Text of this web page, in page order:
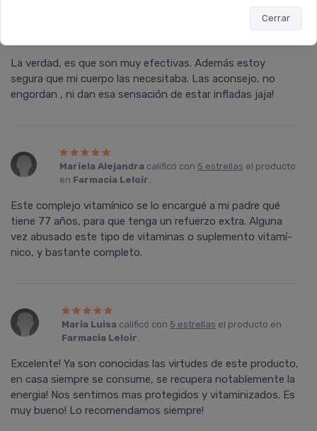
Cerrar
La verdad, es que son muy efectivas. Además estoy
segura que mi cuerpo las necesitaba. Las aconsejo, no
engordan , ni dan esa sensación de estar infladas jaja!
Mariela Alejandra calificó con 5 estrellas el producto
en Farmacia Leloir.
Este complejo vitamí­nico se lo encargué a mi padre qué
tiene 77 años, para que tenga un refuerzo extra. Alguna
vez abusado este tipo de vitaminas o suplemento vitamí­
nico, y bastante completo.
Maria Luisa calificó con 5 estrellas el producto en
Farmacia Leloir.
Excelente! Ya son conocidas las virtudes de este producto,
en casa siempre se consume, se recupera notablemente la
energia! Nos sentimos mas protegidos y vitaminizados. Es
muy bueno! Lo recomendamos siempre!